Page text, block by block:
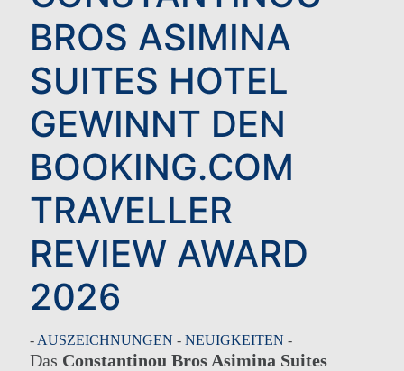
BROS ASIMINA
SUITES HOTEL
GEWINNT DEN
BOOKING.COM
TRAVELLER
REVIEW AWARD
2026
- AUSZEICHNUNGEN - NEUIGKEITEN -
Das Constantinou Bros Asimina Suites